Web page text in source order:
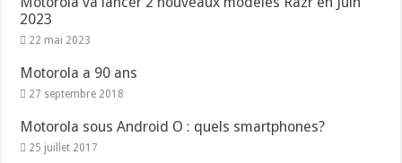
2023
22 mai 2023
Motorola a 90 ans
27 septembre 2018
Motorola sous Android O : quels smartphones?
25 juillet 2017